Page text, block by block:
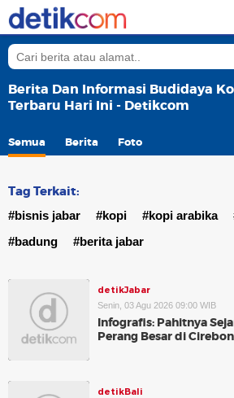
Berita Dan Informasi Budidaya
Terbaru Hari Ini - Detikcom
Semua Berita Foto
Tag Terkait:
#bisnis jabar #kopi #kopi arabika
#badung
#berita jabar
detikJabar
Senin, 03 Agu 2026 09:00 WIB
Infografis: Pahitnya
Perang Besar di Cirebon
detikBali